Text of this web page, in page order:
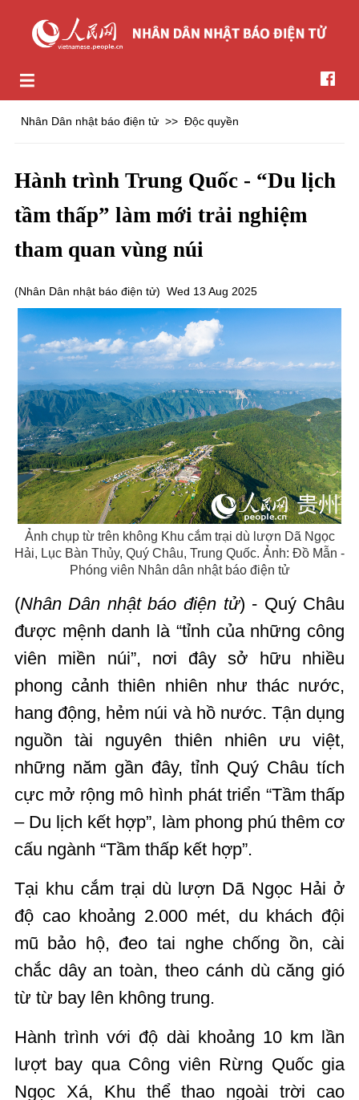
Nhân Dân nhật báo điện tử >> Độc quyền
Hành trình Trung Quốc - “Du lịch
tầm thấp” làm mới trải nghiệm
tham quan vùng núi
(Nhân Dân nhật báo điện tử) Wed 13 Aug 2025
Ảnh chụp từ trên không Khu cắm trại dù lượn Dã Ngọc
Hải, Lục Bàn Thủy, Quý Châu, Trung Quốc. Ảnh: Đồ Mẫn -
Phóng viên Nhân dân nhật báo điện tử
(Nhân Dân nhật báo điện tử) - Quý Châu
được mệnh danh là “tỉnh của những công
viên miền núi”, nơi đây sở hữu nhiều
phong cảnh thiên nhiên như thác nước,
hang động, hẻm núi và hồ nước. Tận dụng
nguồn tài nguyên thiên nhiên ưu việt,
những năm gần đây, tỉnh Quý Châu tích
cực mở rộng mô hình phát triển “Tầm thấp
– Du lịch kết hợp”, làm phong phú thêm cơ
cấu ngành “Tầm thấp kết hợp”.
Tại khu cắm trại dù lượn Dã Ngọc Hải ở
độ cao khoảng 2.000 mét, du khách đội
mũ bảo hộ, đeo tai nghe chống ồn, cài
chắc dây an toàn, theo cánh dù căng gió
từ từ bay lên không trung.
Hành trình với độ dài khoảng 10 km lần
lượt bay qua Công viên Rừng Quốc gia
Ngọc Xá, Khu thể thao ngoài trời cao